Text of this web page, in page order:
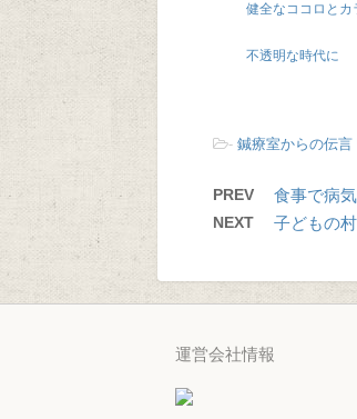
健全なココロとカ
不透明な時代に
- 鍼療室からの伝言
PREV 食事で病
NEXT 子どもの
運営会社情報